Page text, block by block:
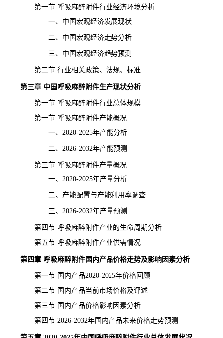
第一节 呼吸麻醉附件行业经济环境分析
一、中国宏观经济发展现状
二、中国宏观经济走势分析
三、中国宏观经济趋势预测
第二节 行业相关政策、法规、标准
第三章 中国呼吸麻醉附件生产现状分析
第一节 呼吸麻醉附件行业总体规模
第一节 呼吸麻醉附件产能概况
一、2020-2025年产能分析
二、2026-2032年产能预测
第三节 呼吸麻醉附件产量概况
一、2020-2025年产量分析
二、产能配置与产能利用率调查
三、2026-2032年产量预测
第四节 呼吸麻醉附件产业的生命周期分析
第五节 呼吸麻醉附件产业供需情况
第四章 呼吸麻醉附件国内产品价格走势及影响因素分析
第一节 国内产品2020-2025年价格回顾
第二节 国内产品当前市场价格及评述
第三节 国内产品价格影响因素分析
第四节 2026-2032年国内产品未来价格走势预测